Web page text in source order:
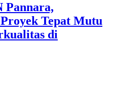
Pannara,
Tepat Mutu
di